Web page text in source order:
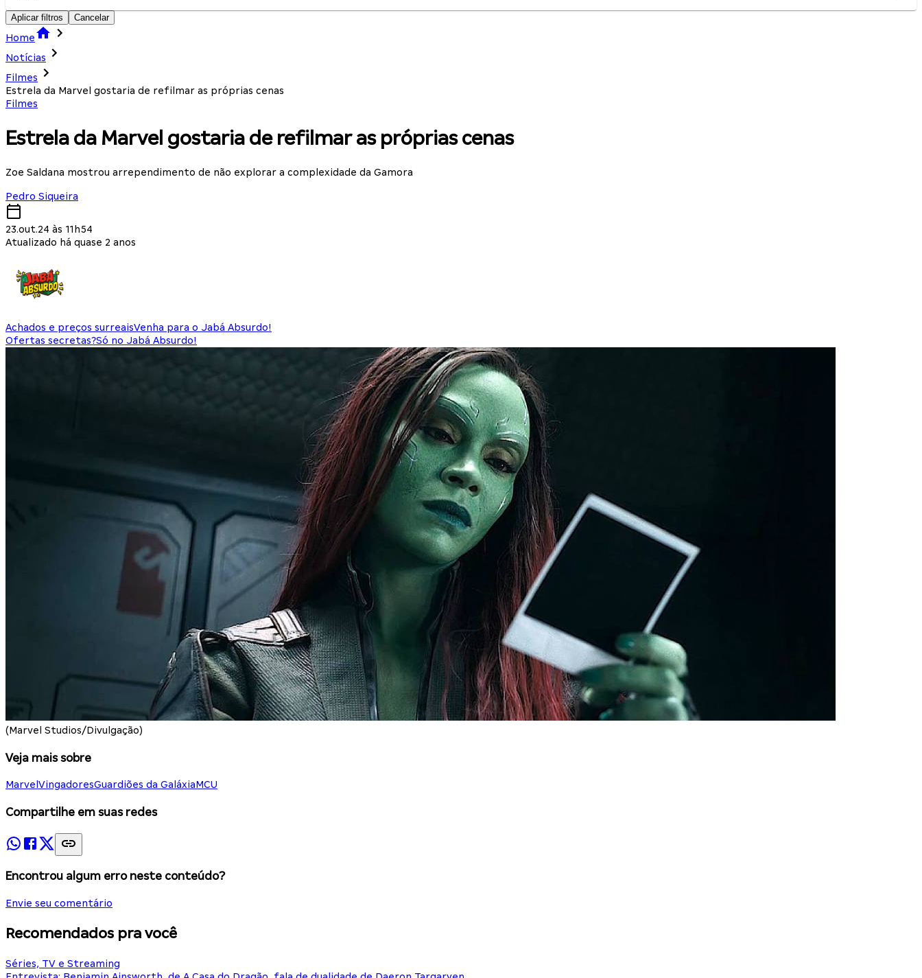
Aplicar filtros Cancelar
Home
Notícias
Filmes
Estrela da Marvel gostaria de refilmar as próprias cenas
Filmes
Estrela da Marvel gostaria de refilmar as próprias cenas
Zoe Saldana mostrou arrependimento de não explorar a complexidade da Gamora
Pedro Siqueira
23.out.24 às 11h54
Atualizado há quase 2 anos
Achados e preços surreaisVenha para o Jabá Absurdo!
Ofertas secretas?Só no Jabá Absurdo!
(Marvel Studios/Divulgação)
Veja mais sobre
Marvel VingadoresGuardiões da GaláxiaMCU
Compartilhe em suas redes
Encontrou algum erro neste conteúdo?
Envie seu comentário
Recomendados pra você
Séries, TV e Streaming